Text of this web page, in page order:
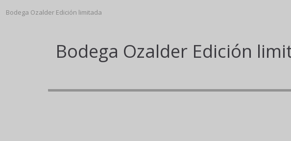
Bodega Ozalder Edición limitada
Bodega Ozalder Edición